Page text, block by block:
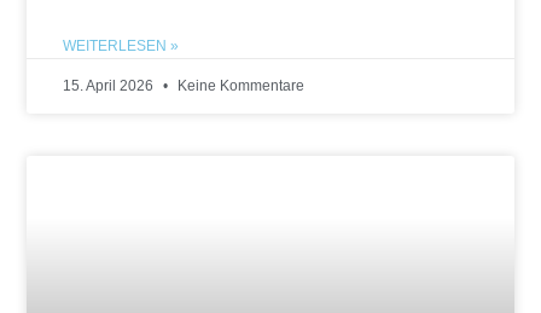
WEITERLESEN »
15. April 2026 Keine Kommentare